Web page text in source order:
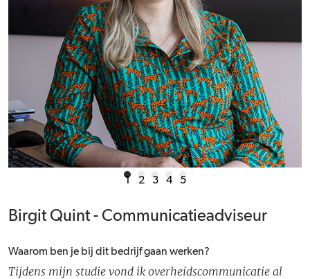
1 2 3 4 5
Birgit Quint - Communicatieadviseur
Waarom ben je bij dit bedrijf gaan werken?
Tijdens mijn studie vond ik overheidscommunicatie al